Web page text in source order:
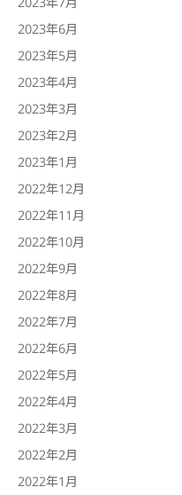
2023年6月
2023年5月
2023年4月
2023年3月
2023年2月
2023年1月
2022年12月
2022年11月
2022年10月
2022年9月
2022年8月
2022年7月
2022年6月
2022年5月
2022年4月
2022年3月
2022年2月
2022年1月